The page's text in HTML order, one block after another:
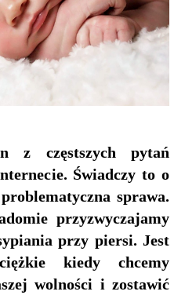
z częstszych pytań
Świadczy to o
sprawa.
przyzwyczajamy
przy piersi. Jest
kiedy chcemy
wolności i zostawić